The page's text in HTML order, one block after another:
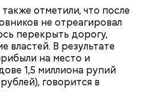
отметили, что после
не отреагировал
перекрыть дорогу,
властей. В результате
на место и
1,5 миллиона рупий
говорится в
с водой, если вы
вышку, откуда можно
станции,
есть выселенные
спикером в личном
«Вечерней Москвы»
общества
полным
были запущены эти
они очень четко
на актуальные
этой концепции
— это их право.
людей задуматься над
человечества.